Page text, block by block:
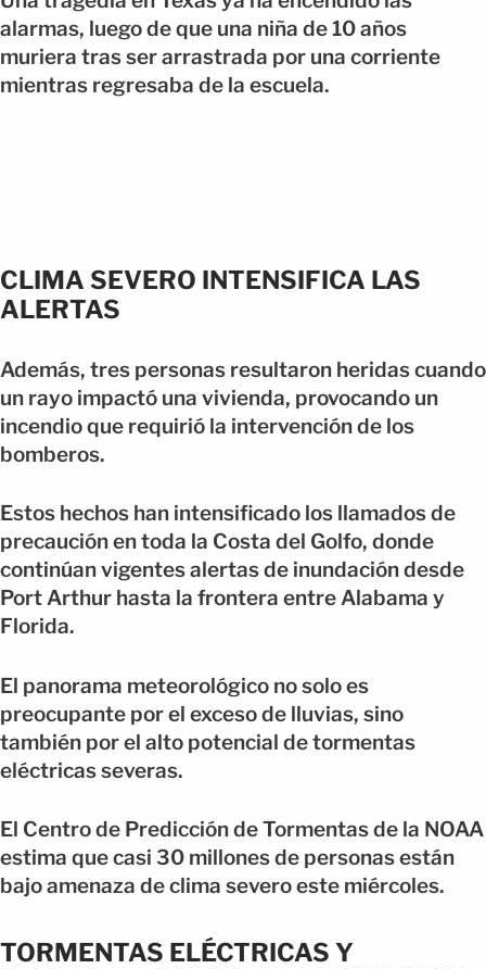
alarmas, luego de que una niña de 10 años
muriera tras ser arrastrada por una corriente
mientras regresaba de la escuela.
CLIMA SEVERO INTENSIFICA LAS
ALERTAS
Además, tres personas resultaron heridas cuando
un rayo impactó una vivienda, provocando un
incendio que requirió la intervención de los
bomberos.
Estos hechos han intensificado los llamados de
precaución en toda la Costa del Golfo, donde
continúan vigentes alertas de inundación desde
Port Arthur hasta la frontera entre Alabama y
Florida.
El panorama meteorológico no solo es
preocupante por el exceso de lluvias, sino
también por el alto potencial de tormentas
eléctricas severas.
El Centro de Predicción de Tormentas de la NOAA
estima que casi 30 millones de personas están
bajo amenaza de clima severo este miércoles.
TORMENTAS ELÉCTRICAS Y